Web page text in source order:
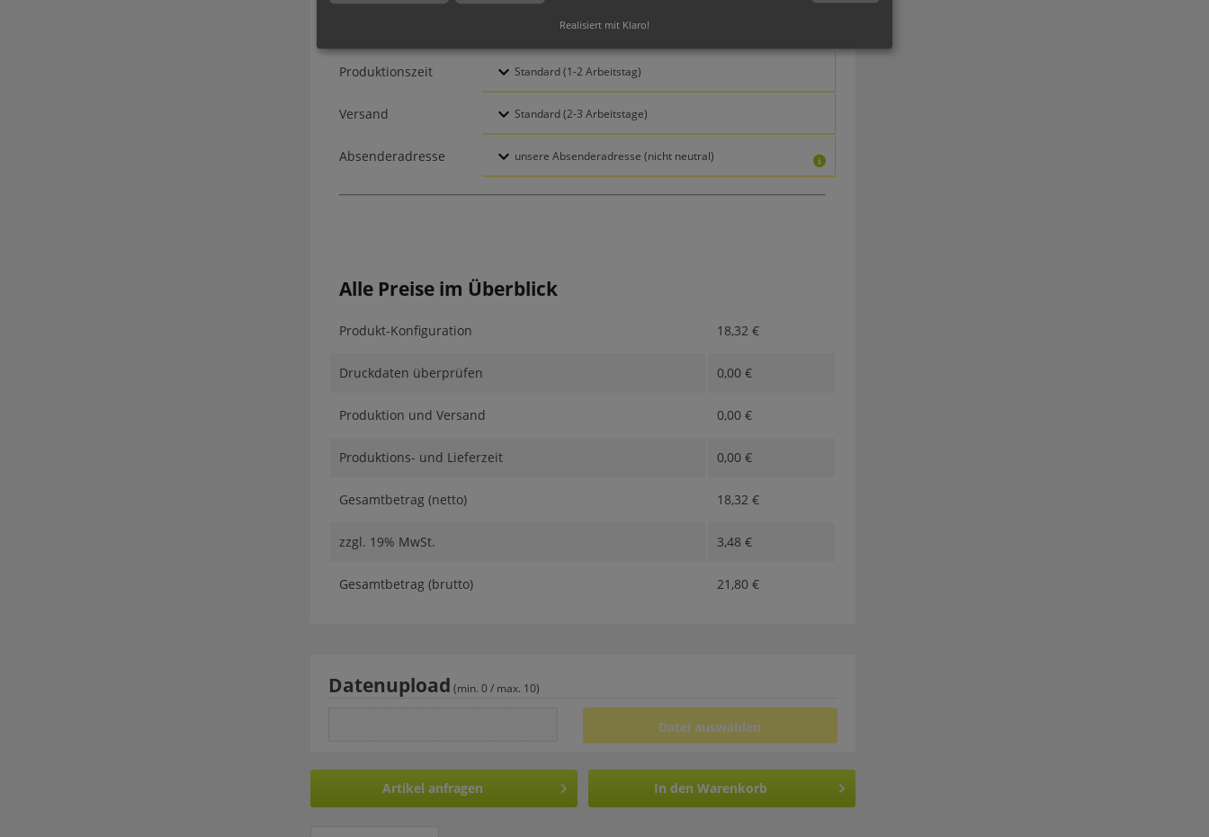
Produktion und Versand
Produktionszeit
Versand
Absenderadresse
Alle Preise im Überblick
Produkt-Konfiguration 18,32 €
Druckdaten überprüfen 0,00 €
Produktion und Versand 0,00 €
Produktions- und Lieferzeit 0,00 €
Gesamtbetrag (netto) 18,32 €
zzgl. 19% MwSt. 3,48 €
Gesamtbetrag (brutto) 21,80 €
Datenupload (min. 0 / max. 10)
Datei auswählen
Artikel anfragen In den Warenkorb
Realisiert mit Klaro!